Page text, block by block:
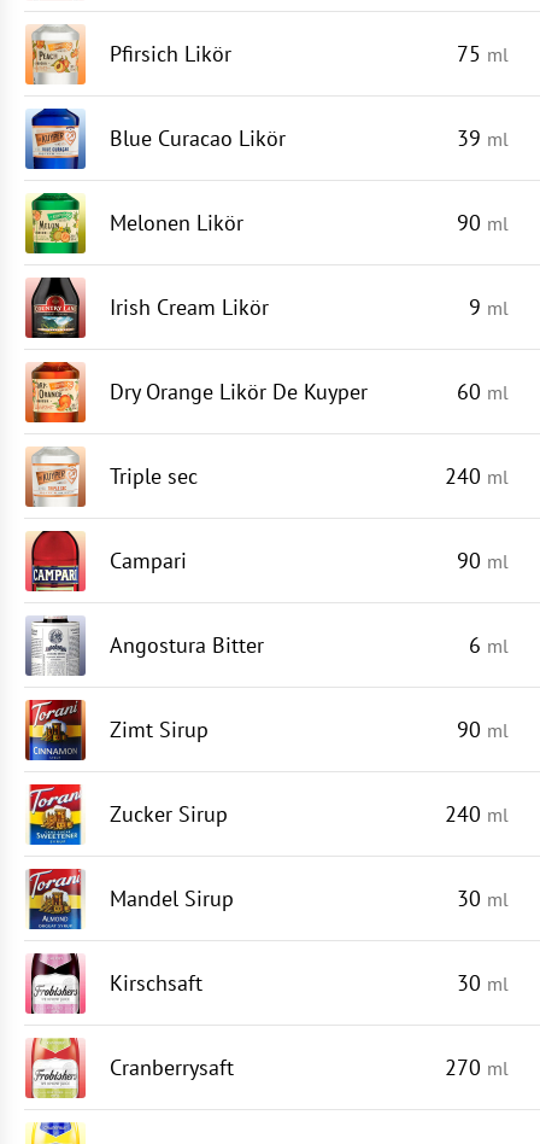
Pfirsich Likör 75 ml
Blue Curacao Likör 39 ml
Melonen Likör 90 ml
Irish Cream Likör 9 ml
Dry Orange Likör De Kuyper 60 ml
Triple sec 240 ml
Campari 90 ml
Angostura Bitter 6 ml
Zimt Sirup 90 ml
Zucker Sirup 240 ml
Mandel Sirup 30 ml
Kirschsaft 30 ml
Cranberrysaft 270 ml